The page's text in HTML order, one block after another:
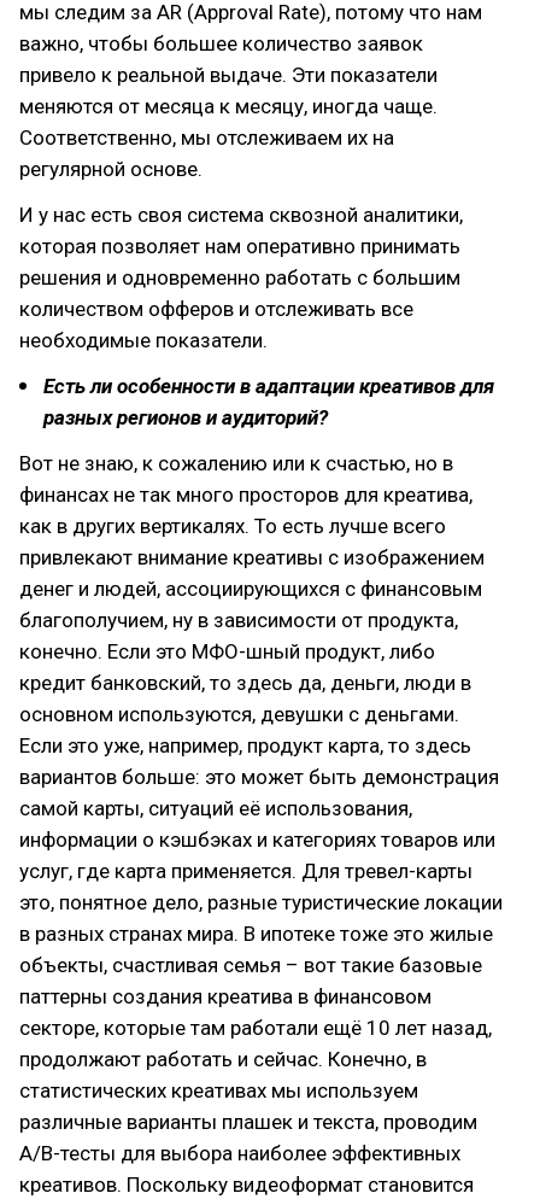
мы следим за AR (Approval Rate), потому что нам
важно, чтобы большее количество заявок
привело к реальной выдаче. Эти показатели
меняются от месяца к месяцу, иногда чаще.
Соответственно, мы отслеживаем их на
регулярной основе.
И у нас есть своя система сквозной аналитики,
которая позволяет нам оперативно принимать
решения и одновременно работать с большим
количеством офферов и отслеживать все
необходимые показатели.
Есть ли особенности в адаптации креативов для
разных регионов и аудиторий?
Вот не знаю, к сожалению или к счастью, но в
финансах не так много просторов для креатива,
как в других вертикалях. То есть лучше всего
привлекают внимание креативы с изображением
денег и людей, ассоциирующихся с финансовым
благополучием, ну в зависимости от продукта,
конечно. Если это МФО-шный продукт, либо
кредит банковский, то здесь да, деньги, люди в
основном используются, девушки с деньгами.
Если это уже, например, продукт карта, то здесь
вариантов больше: это может быть демонстрация
самой карты, ситуаций её использования,
информации о кэшбэках и категориях товаров или
услуг, где карта применяется. Для тревел-карты
это, понятное дело, разные туристические локации
в разных странах мира. В ипотеке тоже это жилые
объекты, счастливая семья – вот такие базовые
паттерны создания креатива в финансовом
секторе, которые там работали ещё 10 лет назад,
продолжают работать и сейчас. Конечно, в
статистических креативах мы используем
различные варианты плашек и текста, проводим
A/B-тесты для выбора наиболее эффективных
креативов. Поскольку видеоформат становится